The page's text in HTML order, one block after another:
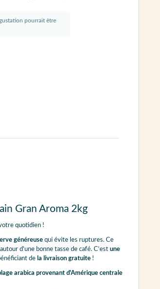
pourrait être
Gran Aroma 2kg
quotidien !
généreuse qui évite les ruptures. Ce
d'une bonne tasse de café. C’estune
dela livraison gratuite!
arabica provenant d'Amérique centrale